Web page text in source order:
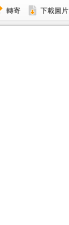
轉寄 下載圖片